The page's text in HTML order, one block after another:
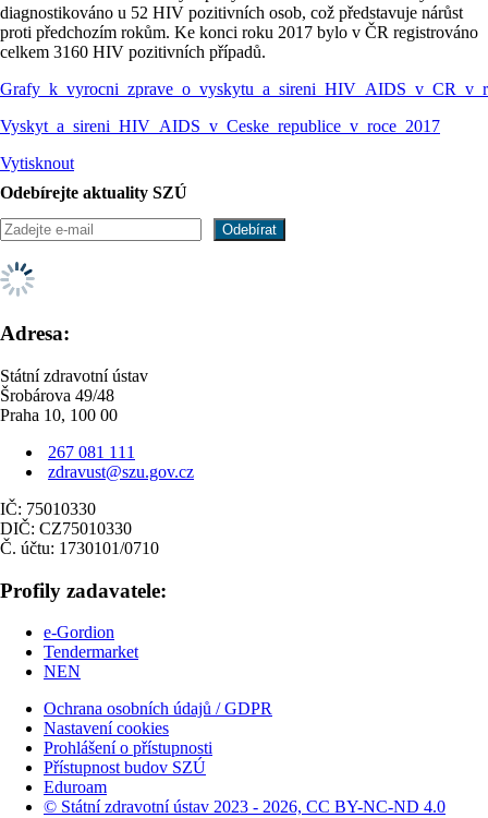
diagnostikováno u 52 HIV pozitivních osob, což představuje nárůst
proti předchozím rokům. Ke konci roku 2017 bylo v ČR registrováno
celkem 3160 HIV pozitivních případů.
Vyskyt_a_sireni_HIV_AIDS_v_Ceske_republice_v_roce_2017
Vytisknout
Odebírejte aktuality SZÚ
Adresa:
Státní zdravotní ústav
Šrobárova 49/48
Praha 10, 100 00
267 081 111
zdravust@szu.gov.cz
IČ: 75010330
DIČ: CZ75010330
Č. účtu: 1730101/0710
Profily zadavatele:
e-Gordion
Tendermarket
NEN
Ochrana osobních údajů / GDPR
Nastavení cookies
Prohlášení o přístupnosti
Přístupnost budov SZÚ
Eduroam
© Státní zdravotní ústav 2023 - 2026, CC BY-NC-ND 4.0